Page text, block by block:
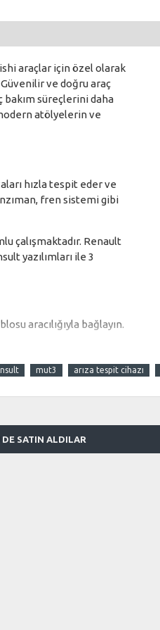
araçlar için özel olarak
ve doğru araç
süreçlerini daha
atölyelerin ve
hızla tespit eder ve
fren sistemi gibi
çalışmaktadır. Renault
yazılımları ile 3
aracılığıyla bağlayın.
kodlarını (DTC), canlı
Nissan ve
sektördeki
tanıyan Bosch
mut3 arıza tespit cihazı
DE SATIN ALDILAR